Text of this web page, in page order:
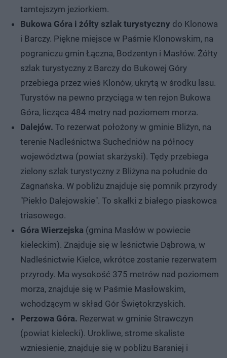
tamtejszym jeziorkiem.
Bukowa Góra i żółty szlak turystyczny do Klonowa
i Barczy. Piękne miejsce w Paśmie Klonowskim, na
pograniczu gmin Łączna, Bodzentyn i Masłów. Żółty
szlak turystyczny z Barczy do Bukowej Góry
przebiega przez wieś Klonów, ukrytą w środku lasu.
Turystów na pewno przyciąga w ten rejon Bukowa
Góra, licząca 484 metry nad poziomem morza.
Dalejów. To rezerwat położony w gminie Bliżyn, na
terenie Nadleśnictwa Suchedniów na północy
województwa (powiat skarżyski). Tędy przebiega
zielony szlak turystyczny z Bliżyna na południe do
Zagnańska. W pobliżu znajduje się pomnik przyrody
"Piekło Dalejowskie". To skałki z białego piaskowca
triasowego.
Góra Wierzejska (gmina Masłów w powiecie
kieleckim). Znajduje się w leśnictwie Dąbrowa, w
Nadleśnictwie Kielce, wkrótce zostanie rezerwatem
przyrody. Ma wysokość 375 metrów nad poziomem
morza, znajduje się w Paśmie Masłowskim,
wchodzącym w skład Gór Świętokrzyskich.
Perzowa Góra. Rezerwat w gminie Strawczyn
(powiat kielecki). Urokliwe, strome skaliste
wzniesienie, znajduje się w pobliżu Baraniej i